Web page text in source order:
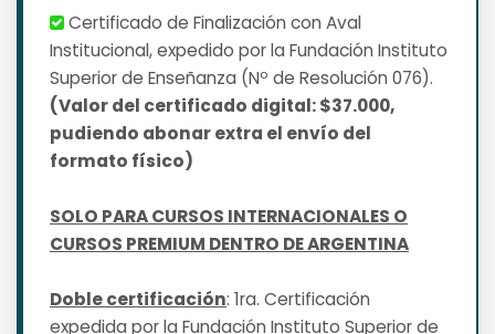
Certificado de Finalización con Aval
Institucional, expedido por la Fundación Instituto
Superior de Enseñanza (Nº de Resolución 076).
(Valor del certificado digital: $37.000,
pudiendo abonar extra el envío del
formato físico)
SOLO PARA CURSOS INTERNACIONALES O
CURSOS PREMIUM DENTRO DE ARGENTINA
Doble certificación: 1ra. Certificación
expedida por la Fundación Instituto Superior de